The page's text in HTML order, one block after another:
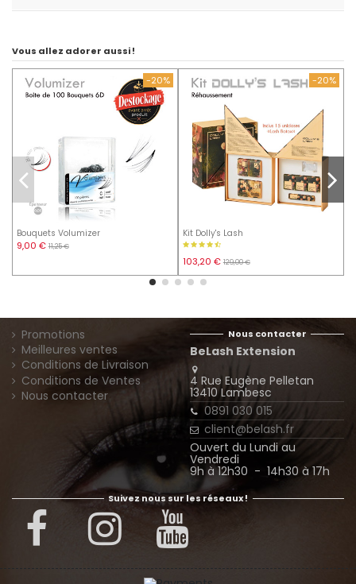
Vous allez adorer aussi !
-20%
Bouquets Volumizer
9,00 € 11,25 €
-20%
Kit Dolly's Lash
103,20 € 129,00 €
Promotions
Meilleures ventes
Conditions de Livraison
Conditions de Ventes
Nous contacter
Nous contacter
BeLash Extension
4 Rue Eugène Pelletan
13410 Lambesc
0891 030 015
client@belash.fr
Ouvert du Lundi au
Vendredi
9h à 12h30 - 14h30 à 17h
Suivez nous sur les réseaux !